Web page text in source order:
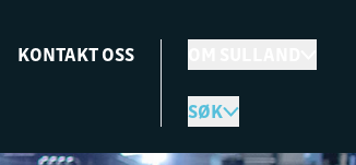
KONTAKT OSS
SØK